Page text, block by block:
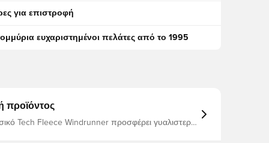
για επιστροφή
ευχαριστημένοι πελάτες από το 1995
προϊόντος
Tech Fleece Windrunner προσφέρει γυαλιστερή